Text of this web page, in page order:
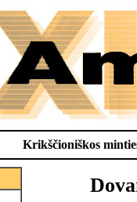
Krikščioniškos